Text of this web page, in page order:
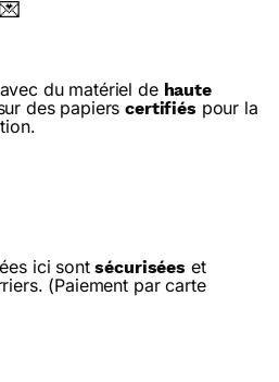
💌
du matériel de haute
des papierscertifiés pour la
ici sontsécurisées et
(Paiement par carte